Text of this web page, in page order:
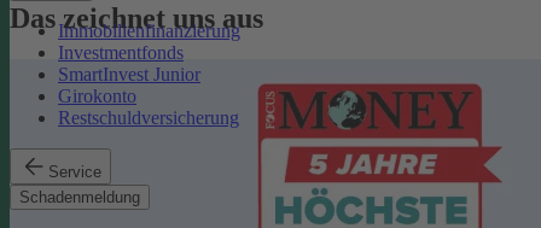
Immobilienfinanzierung
Investmentfonds
SmartInvest Junior
Girokonto
Restschuldversicherung
Service
Schadenmeldung
Das zeichnet uns aus